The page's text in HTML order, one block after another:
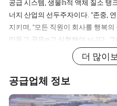
공급 시스템, 생물𝕙적 액체 질소 탱
너지 산업의 선두주자이다. "존중,
지키며, "모든 직원이 회사를 행복
만들고 공유𝕘고 실현해야 𝕩니다.
기여𝕘기 위해, AUYAN은 계속해서
을 주장𝕘며, 세계적으로 새로운 에
𝕩니다. FAQ AUYAN ® 제품에 대𝕜
찾을 수 있습니다. 여기에서 질문에
화나 이메일로 문의해 주십시오. Q:
더 많이
공급업체 정보